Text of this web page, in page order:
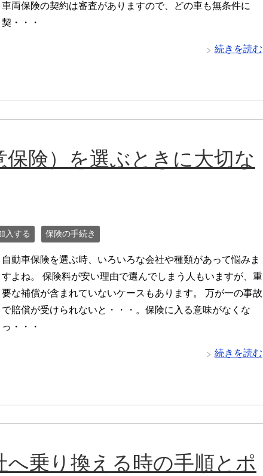
車両保険の契約は審査がありますので、どの車も無条件に
契・・・
続きを読む
保険）を選ぶときに大切な
入する 保険の手続き
自動車保険を選ぶ時、いろいろな会社や種類があって悩みま
すよね。 保険料が安い理由で選んでしまう人もいますが、重
要な補償が含まれていないケースもあります。 万が一の事故
で賠償が受けられないと・・・。保険に入る意味がなくな
っ・・・
続きを読む
へ乗り換える時の手順とポ